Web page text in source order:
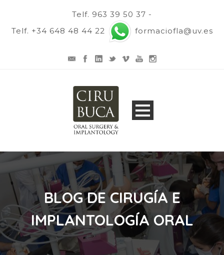
Telf. 963 39 50 37 -
Telf. +34 648 48 44 22
formaciofla@uv.es
BLOG DE CIRUGÍA E
IMPLANTOLOGÍA ORAL